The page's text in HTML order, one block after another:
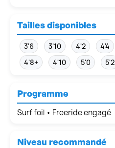
Tailles disponibles
3'6 3'10 4'2 4'4
4'8+
4'10 5'0 5'2
Programme
Surf foil • Freeride engagé
Niveau recommandé